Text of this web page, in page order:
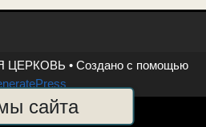
ЦЕРКОВЬ • Создано с помощью
сайта